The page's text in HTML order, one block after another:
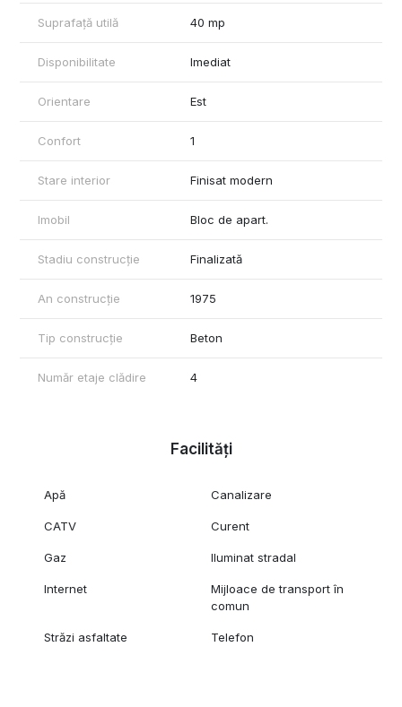
Suprafață utilă 40 mp
Disponibilitate Imediat
Orientare Est
Confort 1
Stare interior Finisat modern
Imobil Bloc de apart.
Stadiu construcție Finalizată
An construcție 1975
Tip construcție Beton
Număr etaje clădire 4
Facilități
Apă Canalizare
CATV Curent
Gaz Iluminat stradal
Internet
Mijloace de transport în
comun
Străzi asfaltate Telefon